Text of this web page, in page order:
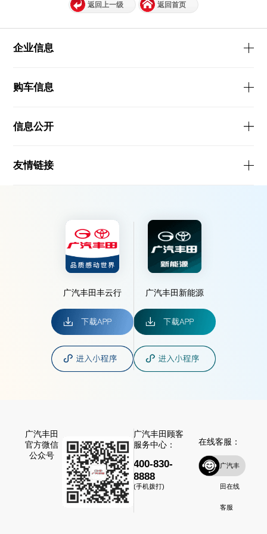
返回上一级 返回首页
企业信息
购车信息
信息公开
友情链接
广汽丰田丰云行 广汽丰田新能源
广汽丰田
官方微信
公众号
广汽丰田顾客
服务中心：
400-830-
8888
(手机拨打)
在线客服：
广汽丰
田在线
客服